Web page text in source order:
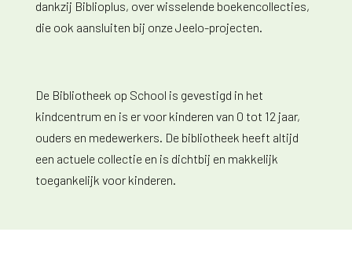
dankzij Biblioplus, over wisselende boekencollecties,
die ook aansluiten bij onze Jeelo-projecten.
De Bibliotheek op School is gevestigd in het
kindcentrum en is er voor kinderen van 0 tot 12 jaar,
ouders en medewerkers. De bibliotheek heeft altijd
een actuele collectie en is dichtbij en makkelijk
toegankelijk voor kinderen.